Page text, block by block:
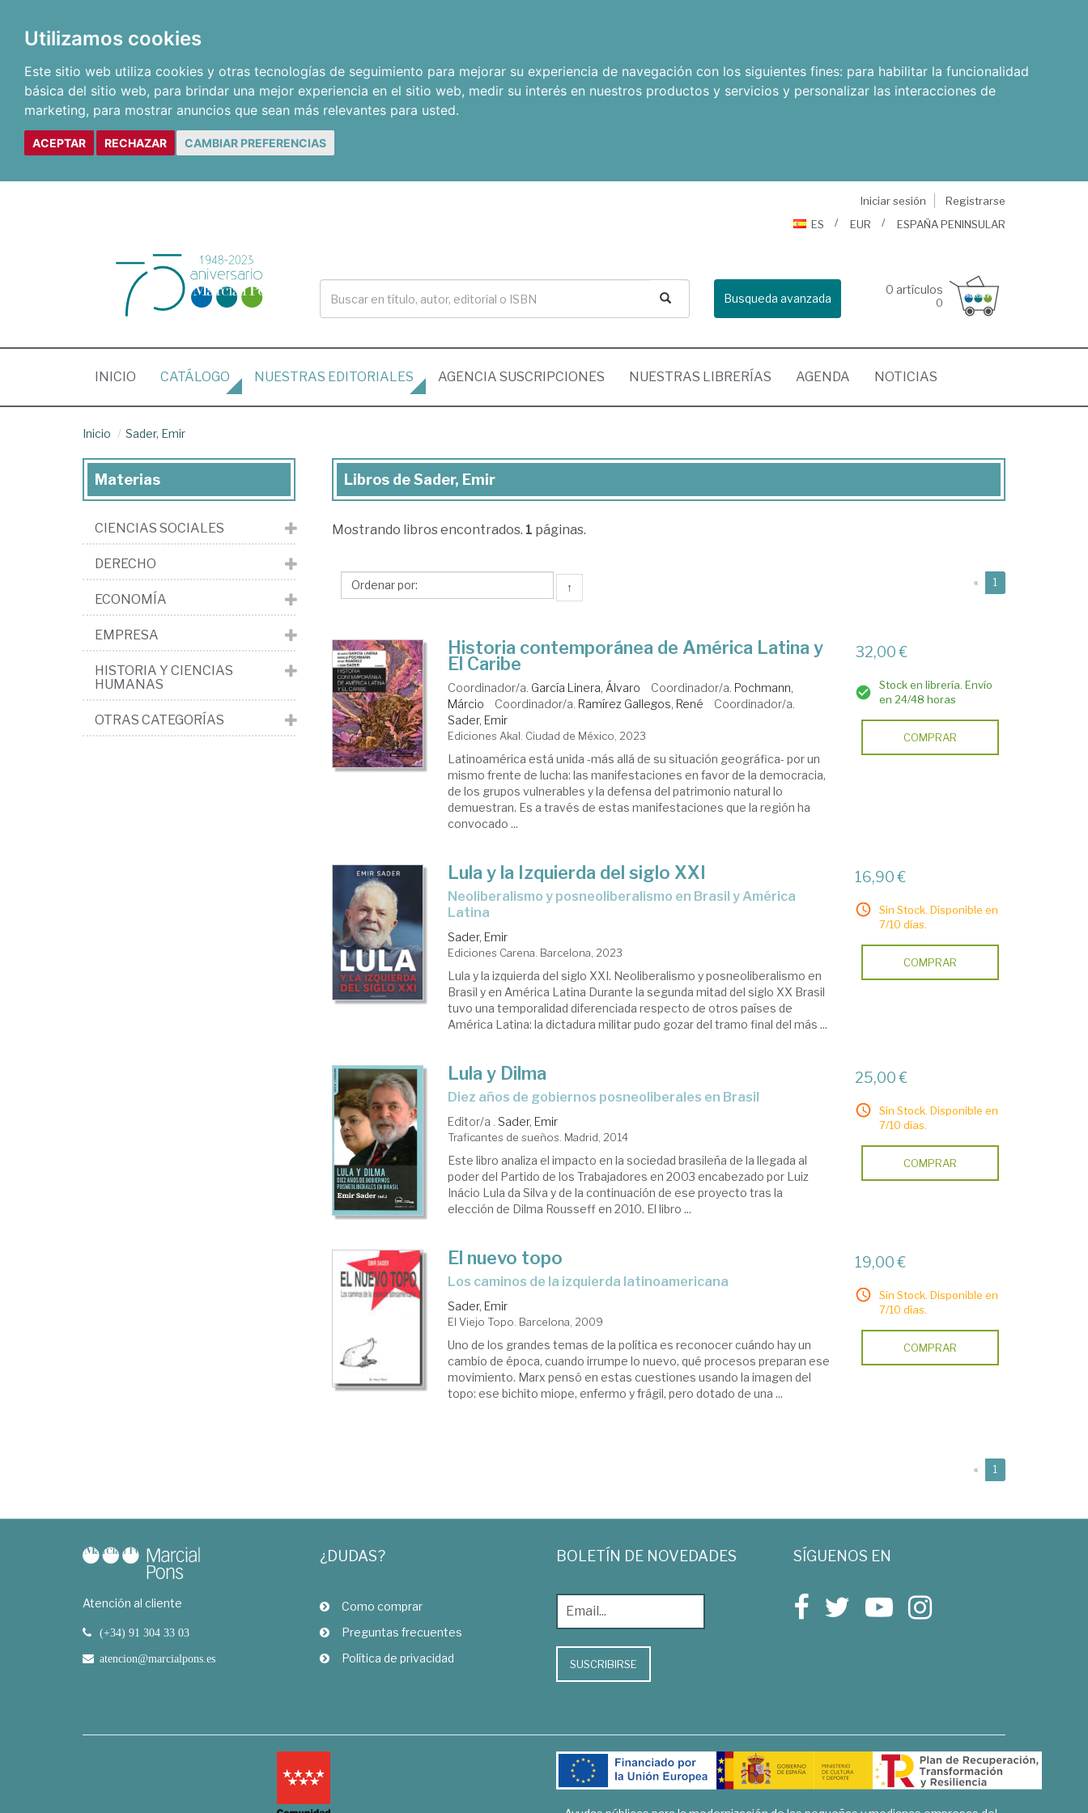
Utilizamos cookies
Este sitio web utiliza cookies y otras tecnologías de seguimiento para mejorar su experiencia de navegación con los siguientes fines: para habilitar la funcionalidad
básica del sitio web, para brindar una mejor experiencia en el sitio web, medir su interés en nuestros productos y servicios y personalizar las interacciones de
marketing, para mostrar anuncios que sean más relevantes para usted.
ACEPTAR RECHAZAR CAMBIAR PREFERENCIAS
Iniciar sesión
Registrarse
ES
EUR ESPAÑA PENINSULAR
Busqueda avanzada
0 artículos
0
INICIO (CURRENT)
CATÁLOGO NUESTRAS EDITORIALES AGENCIA SUSCRIPCIONES NUESTRAS LIBRERÍAS AGENDA NOTICIAS
Inicio Sader, Emir
Libros
Sader,
Libros de Sader, Emir
Mostrando libros encontrados. 1 páginas.
↑ « 1
Historia contemporánea de América Latina y
El Caribe
Coordinador/a. García Linera, Álvaro Coordinador/a. Pochmann,
Márcio
Coordinador/a. Ramírez Gallegos, René
Coordinador/a.
Sader, Emir
Ediciones Akal. Ciudad de México, 2023
Latinoamérica está unida -más allá de su situación geográfica- por un
mismo frente de lucha: las manifestaciones en favor de la democracia,
de los grupos vulnerables y la defensa del patrimonio natural lo
demuestran. Es a través de estas manifestaciones que la región ha
convocado ...
32,00 €
Stock en librería. Envío
en 24/48 horas
COMPRAR
Lula y la Izquierda del siglo XXI
neoliberalismo y posneoliberalismo en Brasil y América
Latina
Sader, Emir
Ediciones Carena. Barcelona, 2023
Lula y la izquierda del siglo XXI. Neoliberalismo y posneoliberalismo en
Brasil y en América Latina Durante la segunda mitad del siglo XX Brasil
tuvo una temporalidad diferenciada respecto de otros países de
América Latina: la dictadura militar pudo gozar del tramo final del más ...
16,90 €
Sin Stock. Disponible en
7/10 días.
COMPRAR
Lula y Dilma
diez años de gobiernos posneoliberales en Brasil
Editor/a . Sader, Emir
Traficantes de sueños. Madrid, 2014
Este libro analiza el impacto en la sociedad brasileña de la llegada al
poder del Partido de los Trabajadores en 2003 encabezado por Luiz
Inácio Lula da Silva y de la continuación de ese proyecto tras la
elección de Dilma Rousseff en 2010. El libro ...
25,00 €
Sin Stock. Disponible en
7/10 días.
COMPRAR
El nuevo topo
los caminos de la izquierda latinoamericana
Sader, Emir
El Viejo Topo. Barcelona, 2009
Uno de los grandes temas de la política es reconocer cuándo hay un
cambio de época, cuando irrumpe lo nuevo, qué procesos preparan ese
movimiento. Marx pensó en estas cuestiones usando la imagen del
topo: ese bichito miope, enfermo y frágil, pero dotado de una ...
19,00 €
Sin Stock. Disponible en
7/10 días.
COMPRAR
« 1
Materias
CIENCIAS SOCIALES
DERECHO
ECONOMÍA
EMPRESA
HISTORIA Y CIENCIAS
HUMANAS
OTRAS CATEGORÍAS
Atención al cliente
(+34) 91 304 33 03
atencion@marcialpons.es
¿DUDAS?
Como comprar
Preguntas frecuentes
Política de privacidad
BOLETÍN DE NOVEDADES
SUSCRIBIRSE
SÍGUENOS EN